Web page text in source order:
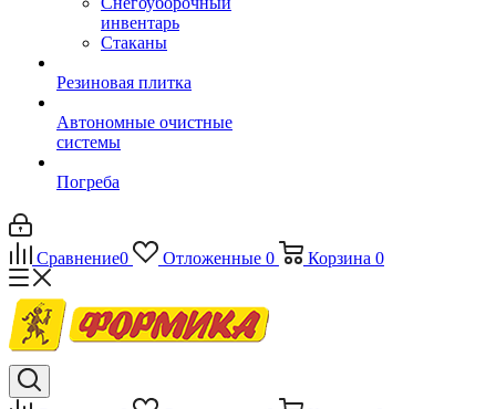
инвентарь
Стаканы
Резиновая плитка
Автономные очистные
системы
Погреба
Сравнение0 Отложенные 0 Корзина 0